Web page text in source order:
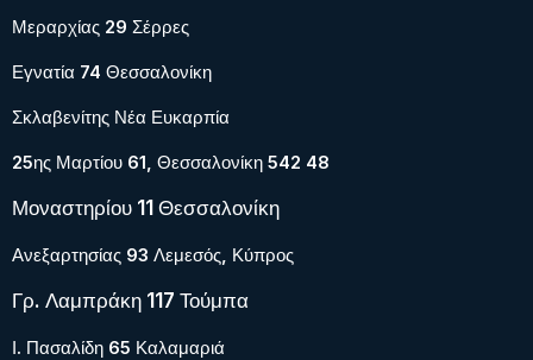
Μεραρχίας 29 Σέρρες
Εγνατία 74 Θεσσαλονίκη
Σκλαβενίτης Νέα Ευκαρπία
25ης Μαρτίου 61, Θεσσαλονίκη 542 48
Μοναστηρίου 11 Θεσσαλονίκη
Ανεξαρτησίας 93 Λεμεσός, Κύπρος
Γρ. Λαμπράκη 117 Τούμπα
Ι. Πασαλίδη 65 Καλαμαριά